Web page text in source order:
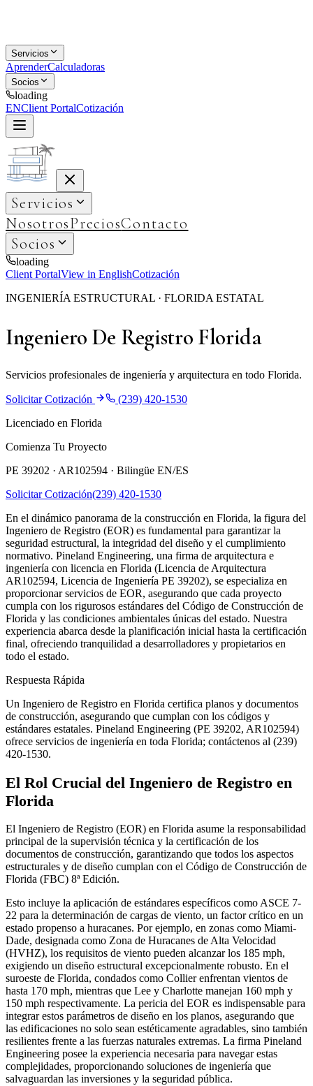
Servicios
AprenderCalculadoras
Socios
loading
ENClient PortalCotización
Servicios
NosotrosPreciosContacto
Socios
loading
Client PortalView in EnglishCotización
INGENIERÍA ESTRUCTURAL · FLORIDA ESTATAL
Ingeniero De Registro Florida
Servicios profesionales de ingeniería y arquitectura en todo Florida.
Solicitar Cotización
(239) 420-1530
Licenciado en Florida
Comienza Tu Proyecto
PE 39202 · AR102594 · Bilingüe EN/ES
Solicitar Cotización(239) 420-1530
En el dinámico panorama de la construcción en Florida, la figura del
Ingeniero de Registro (EOR) es fundamental para garantizar la
seguridad estructural, la integridad del diseño y el cumplimiento
normativo. Pineland Engineering, una firma de arquitectura e
ingeniería con licencia en Florida (Licencia de Arquitectura
AR102594, Licencia de Ingeniería PE 39202), se especializa en
proporcionar servicios de EOR, asegurando que cada proyecto
cumpla con los rigurosos estándares del Código de Construcción de
Florida y las condiciones ambientales únicas del estado. Nuestra
experiencia abarca desde la planificación inicial hasta la certificación
final, ofreciendo tranquilidad a desarrolladores y propietarios en
todo el estado.
Respuesta Rápida
Un Ingeniero de Registro en Florida certifica planos y documentos
de construcción, asegurando que cumplan con los códigos y
estándares estatales. Pineland Engineering (PE 39202, AR102594)
ofrece servicios de ingeniería en toda Florida; contáctenos al (239)
420-1530.
El Rol Crucial del Ingeniero de Registro en
Florida
El Ingeniero de Registro (EOR) en Florida asume la responsabilidad
principal de la supervisión técnica y la certificación de los
documentos de construcción, garantizando que todos los aspectos
estructurales y de diseño cumplan con el Código de Construcción de
Florida (FBC) 8ª Edición.
Esto incluye la aplicación de estándares específicos como ASCE 7-
22 para la determinación de cargas de viento, un factor crítico en un
estado propenso a huracanes. Por ejemplo, en zonas como Miami-
Dade, designada como Zona de Huracanes de Alta Velocidad
(HVHZ), los requisitos de viento pueden alcanzar los 185 mph,
exigiendo un diseño estructural excepcionalmente robusto. En el
suroeste de Florida, condados como Collier enfrentan vientos de
hasta 170 mph, mientras que Lee y Charlotte manejan 160 mph y
150 mph respectivamente. La pericia del EOR es indispensable para
integrar estos parámetros de diseño en los planos, asegurando que
las edificaciones no solo sean estéticamente agradables, sino también
resilientes frente a las fuerzas naturales extremas. La firma Pineland
Engineering posee la experiencia necesaria para navegar estas
complejidades, proporcionando soluciones de ingeniería que
salvaguardan las inversiones y la seguridad pública.